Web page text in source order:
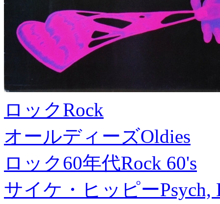
ロックRock
オールディーズOldies
ロック60年代Rock 60's
サイケ・ヒッピーPsych,